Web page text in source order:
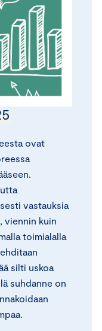
ovat
vastauksia
viennin kuin
toimialalla
silti uskoa
suhdanne on